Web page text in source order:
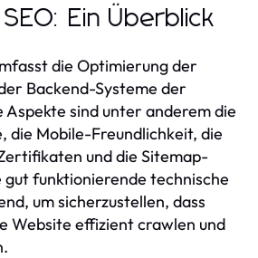
Ein Überblick
die Optimierung der
Backend-Systeme der
sind unter anderem die
die Mobile-Freundlichkeit, die
und die Sitemap-
funktionierende technische
um sicherzustellen, dass
Website effizient crawlen und